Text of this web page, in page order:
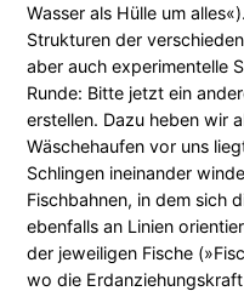
Wasser als Hülle um
Strukturen der
aber auch experimentelle
Runde: Bitte jetzt ein
erstellen. Dazu heben wir
Wäschehaufen vor uns
Schlingen ineinander
Fischbahnen, in dem sich
ebenfalls an Linien
der jeweiligen Fische
wo die